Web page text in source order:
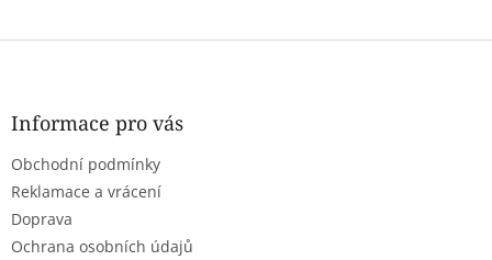
Z
Informace pro vás
Obchodní podmínky
Reklamace a vrácení
Doprava
Ochrana osobních údajů